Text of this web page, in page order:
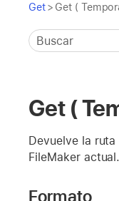
Get> Get (
Get (
Devuelve la
FileMaker actual.
Formato